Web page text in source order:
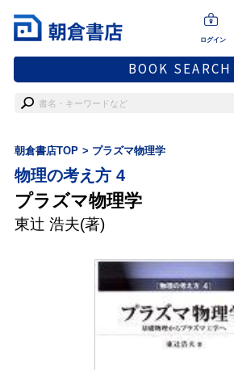
ログイン
BOOK SEARCH
朝倉書店TOP プラズマ物理学
物理の考え方 4
プラズマ物理学
東辻 浩夫(著)